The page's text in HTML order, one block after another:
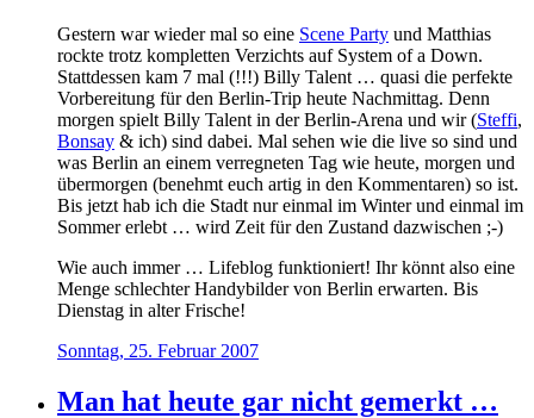
Gestern war wieder mal so eine Scene Party und Matthias
rockte trotz kompletten Verzichts auf System of a Down.
Stattdessen kam 7 mal (!!!) Billy Talent … quasi die perfekte
Vorbereitung für den Berlin-Trip heute Nachmittag. Denn
morgen spielt Billy Talent in der Berlin-Arena und wir (Steffi,
Bonsay & ich) sind dabei. Mal sehen wie die live so sind und
was Berlin an einem verregneten Tag wie heute, morgen und
übermorgen (benehmt euch artig in den Kommentaren) so ist.
Bis jetzt hab ich die Stadt nur einmal im Winter und einmal im
Sommer erlebt … wird Zeit für den Zustand dazwischen ;-)
Wie auch immer … Lifeblog funktioniert! Ihr könnt also eine
Menge schlechter Handybilder von Berlin erwarten. Bis
Dienstag in alter Frische!
Sonntag, 25. Februar 2007
Man hat heute gar nicht gemerkt …